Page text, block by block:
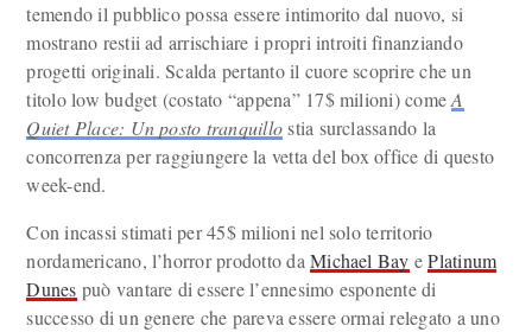
temendo il pubblico possa essere intimorito dal nuovo, si
mostrano restii ad arrischiare i propri introiti finanziando
progetti originali. Scalda pertanto il cuore scoprire che un
titolo low budget (costato “appena” 17$ milioni) comeA
Quiet Place: Un posto tranquillostia surclassando la
concorrenza per raggiungere la vetta del box office di questo
week-end.
Con incassi stimati per 45$ milioni nel solo territorio
nordamericano, l’horror prodotto daMichael Bay ePlatinum
Dunes può vantare di essere l’ennesimo esponente di
successo di un genere che pareva essere ormai relegato a uno